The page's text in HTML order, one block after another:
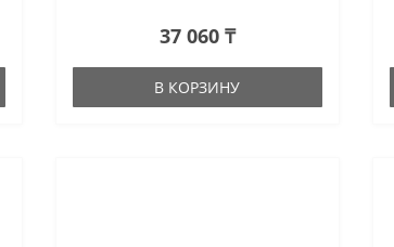
37 060 ₸
В КОРЗИНУ